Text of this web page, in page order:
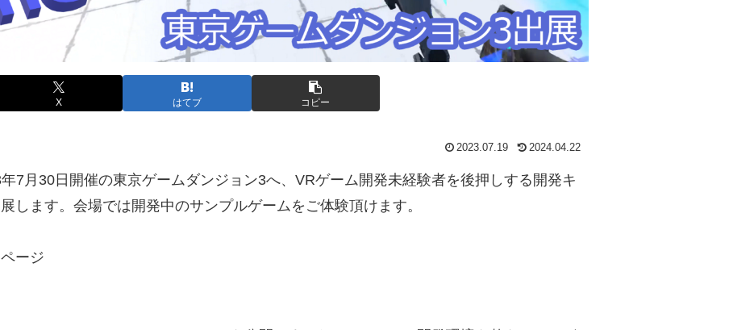
X はてブ コピー
2023.07.19 2024.04.22
7月30日開催の東京ゲームダンジョン3へ、VRゲーム開発未経験者を後押しする開発キ
します。会場では開発中のサンプルゲームをご体験頂けます。
ージ